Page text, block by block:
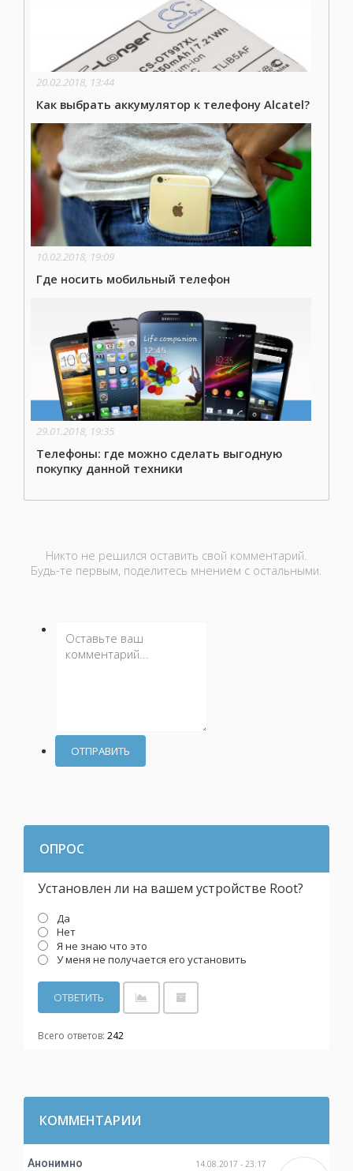
20.02.2018, 13:44
Как выбрать аккумулятор к телефону Alcatel?
10.02.2018, 19:09
Где носить мобильный телефон
29.01.2018, 19:35
Телефоны: где можно сделать выгодную
покупку данной техники
Никто не решился оставить свой комментарий.
Будь-те первым, поделитесь мнением с остальными.
ОТПРАВИТЬ
ОПРОС
Установлен ли на вашем устройстве Root?
Да
Нет
Я не знаю что это
У меня не получается его установить
Всего ответов: 242
КОММЕНТАРИИ
Анонимно 14.08.2017 - 23:17